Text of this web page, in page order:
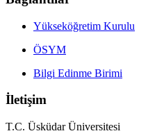
Yükseköğretim Kurulu
ÖSYM
Bilgi Edinme Birimi
İletişim
T.C. Üsküdar Üniversitesi